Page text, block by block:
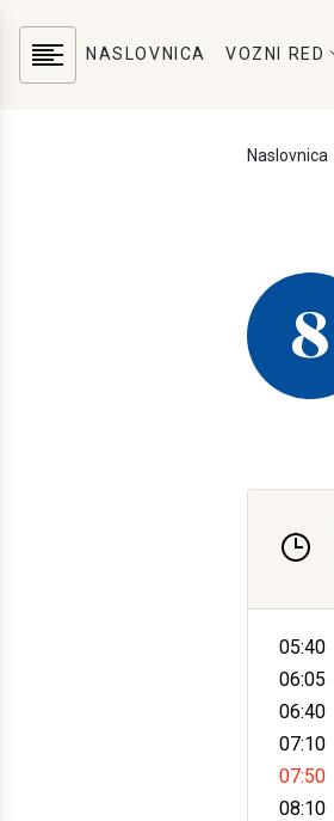
NASLOVNICA VOZNI RED
Naslovnica
8
05:40
06:05
06:40
07:10
07:50
08:10